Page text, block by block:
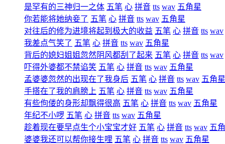
是罕有的三神归一之体 五笔 心 拼音 tts wav 五角星
你若能将她纳妾了 五笔 心 拼音 tts wav 五角星
对往后的修为进境将起到极大的收益 五笔 心 拼音 tts wav
我差点气笑了 五笔 心 拼音 tts wav 五角星
背后的媳妇姐姐忽然阴风都刮了起来 五笔 心 拼音 tts wav
吓得外婆都不禁谄笑 五笔 心 拼音 tts wav 五角星
孟婆婆忽然的出现在了我身后 五笔 心 拼音 tts wav 五角星
手搭在了我的肩膀上 五笔 心 拼音 tts wav 五角星
有些佝偻的身形却飘得很高 五笔 心 拼音 tts wav 五角星
年纪不小啰 五笔 心 拼音 tts wav 五角星
趁着现在要早点生个小宝宝才好 五笔 心 拼音 tts wav 五
婆婆我还可以帮你接生哩 五笔 心 拼音 tts wav 五角星